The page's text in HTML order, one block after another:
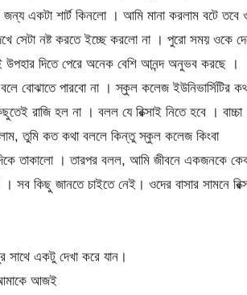
একটা শার্ট কিনলো । আমি মানা করলাম বটে তবে
সেটা নষ্ট করতে ইচ্ছে করলো না । পুরো সময় ওকে
উপহার দিতে পেরে অনেক বেশি আনন্দ অনুভব করছে ।
বোঝাতে পারবো না । স্কুল কলেজ ইউনিভার্সিটির
রাজি হল না । বলল যে রিক্সাই নিতে হবে । বাচ্চা
তুমি কত কথা বললে কিন্তু স্কুল কলেজ কিংবা
তাকালো । তারপর বলল, আমি জীবনে একজনকে
কিছু জানতে চাইতে নেই। ওদের বাসার সামনে
একটু দেখা করে যান।
আমাকে আজই